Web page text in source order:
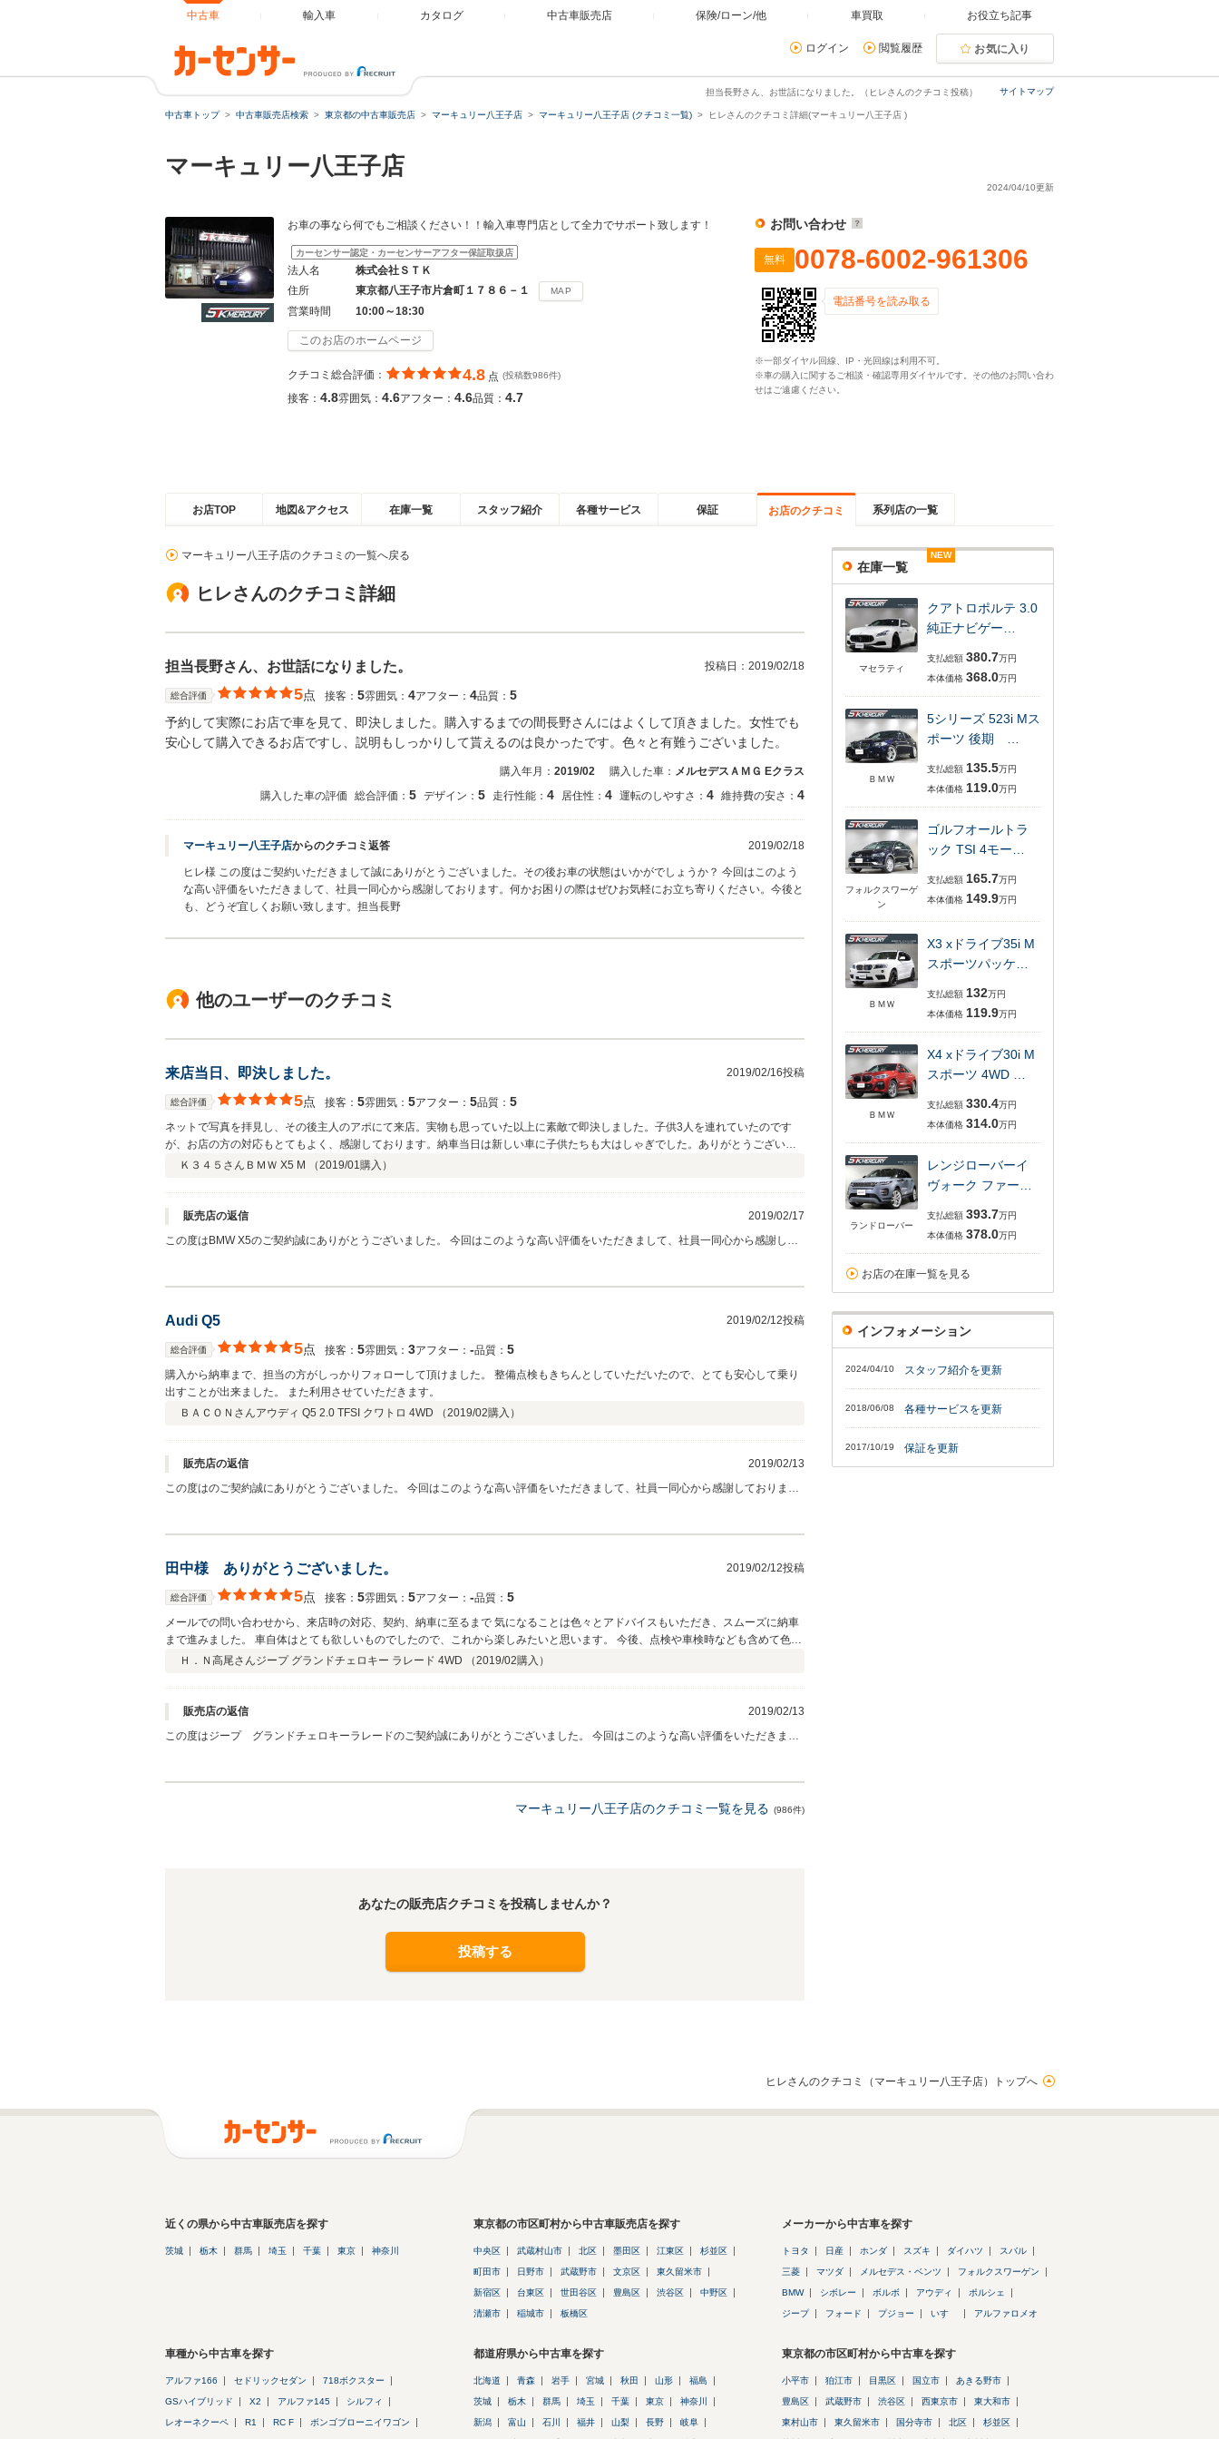
中古車 輸入車 カタログ 中古車販売店 保険/ローン/他 車買取 お役立ち記事
ログイン 閲覧履歴 お気に入り
サイトマップ
担当長野さん、お世話になりました。（ヒレさんのクチコミ投稿）
中古車トップ 中古車販売店検索 東京都の中古車販売店 マーキュリー八王子店 マーキュリー八王子店 (クチコミ一覧) ヒレさんのクチコミ詳細(マーキュリー八王子店 )
マーキュリー八王子店
2024/04/10更新
お車の事なら何でもご相談ください！！輸入車専門店として全力でサポート致します！
カーセンサー認定・カーセンサーアフター保証取扱店
法人名
株式会社ＳＴＫ
住所
東京都八王子市片倉町１７８６－１ MAP
営業時間 10:00～18:30
このお店のホームページ
クチコミ総合評価： 4.8 点 (投稿数986件)
接客： 4.8雰囲気： 4.6アフター： 4.6品質： 4.7
お問い合わせ
無料 0078-6002-961306
電話番号を読み取る
※一部ダイヤル回線、IP・光回線は利用不可。
※車の購入に関するご相談・確認専用ダイヤルです。その他のお問い合わ
せはご遠慮ください。
お店TOP 地図&アクセス 在庫一覧 スタッフ紹介 各種サービス 保証 お店のクチコミ 系列店の一覧
マーキュリー八王子店のクチコミの一覧へ戻る
ヒレさんのクチコミ詳細
担当長野さん、お世話になりました。 投稿日： 2019/02/18
総合評価 5点 接客： 5雰囲気： 4アフター： 4品質： 5
予約して実際にお店で車を見て、即決しました。購入するまでの間長野さんにはよくして頂きました。女性でも
安心して購入できるお店ですし、説明もしっかりして貰えるのは良かったです。色々と有難うございました。
購入年月： 2019/02 購入した車： メルセデスＡＭＧ Eクラス
購入した車の評価
総合評価： 5 デザイン： 5 走行性能： 4 居住性： 4 運転のしやすさ： 4 維持費の安さ： 4
マーキュリー八王子店からのクチコミ返答 2019/02/18
ヒレ様 この度はご契約いただきまして誠にありがとうございました。その後お車の状態はいかがでしょうか？ 今回はこのよう
な高い評価をいただきまして、社員一同心から感謝しております。何かお困りの際はぜひお気軽にお立ち寄りください。今後と
も、どうぞ宜しくお願い致します。担当長野
他のユーザーのクチコミ
来店当日、即決しました。 2019/02/16投稿
総合評価 5点 接客： 5雰囲気： 5アフター： 5品質： 5
ネットで写真を拝見し、その後主人のアポにて来店。実物も思っていた以上に素敵で即決しました。子供3人を連れていたのです
が、お店の方の対応もとてもよく、感謝しております。納車当日は新しい車に子供たちも大はしゃぎでした。ありがとうございま
した。
Ｋ３４５さん ＢＭＷ X5 M （2019/01購入）
販売店の返信
2019/02/17
この度はBMW X5のご契約誠にありがとうございました。 今回はこのような高い評価をいただきまして、社員一同心から感謝して
Audi Q5 2019/02/12投稿
総合評価 5点 接客： 5雰囲気： 3アフター： ‐品質： 5
購入から納車まで、担当の方がしっかりフォローして頂けました。 整備点検もきちんとしていただいたので、とても安心して乗り
出すことが出来ました。 また利用させていただきます。
ＢＡＣＯＮさんアウディ Q5 2.0 TFSI クワトロ 4WD （2019/02購入）
販売店の返信
2019/02/13
この度はのご契約誠にありがとうございました。 今回はこのような高い評価をいただきまして、社員一同心から感謝しておりま
田中様 ありがとうございました。 2019/02/12投稿
総合評価 5点 接客： 5雰囲気： 5アフター： ‐品質： 5
メールでの問い合わせから、来店時の対応、契約、納車に至るまで 気になることは色々とアドバイスもいただき、スムーズに納車
まで進みました。 車自体はとても欲しいものでしたので、これから楽しみたいと思います。 今後、点検や車検時なども含めて色々
とご相談やお願いすることも あるかもしれませんし、住まいも近いので、色々とお世話になりたいと思います。 もちろん、次回購
Ｈ．Ｎ高尾さんジープ グランドチェロキー ラレード 4WD （2019/02購入）
販売店の返信
2019/02/13
この度はジープ グランドチェロキーラレードのご契約誠にありがとうございました。 今回はこのような高い評価をいただきまし
マーキュリー八王子店のクチコミ一覧を見る (986件)
あなたの販売店クチコミを投稿しませんか？
投稿する
在庫一覧
マセラティ
NEW
クアトロポルテ 3.0
純正ナビゲー…
支払総額 380.7万円
本体価格 368.0万円
ＢＭＷ
NEW
5シリーズ 523i Mス
ポーツ 後期 …
支払総額 135.5万円
本体価格 119.0万円
フォルクスワーゲ
ン
NEW
ゴルフオールトラ
ック TSI 4モー…
支払総額 165.7万円
本体価格 149.9万円
ＢＭＷ
NEW
X3 xドライブ35i M
スポーツパッケ…
支払総額 132万円
本体価格 119.9万円
ＢＭＷ
NEW
X4 xドライブ30i M
スポーツ 4WD …
支払総額 330.4万円
本体価格 314.0万円
ランドローバー
NEW
レンジローバーイ
ヴォーク ファー…
支払総額 393.7万円
本体価格 378.0万円
お店の在庫一覧を見る
インフォメーション
2024/04/10 スタッフ紹介を更新
2018/06/08 各種サービスを更新
2017/10/19 保証を更新
ヒレさんのクチコミ（マーキュリー八王子店）トップへ
近くの県から中古車販売店を探す
茨城 栃木 群馬 埼玉 千葉 東京 神奈川
東京都の市区町村から中古車販売店を探す
中央区 武蔵村山市 北区 墨田区 江東区 杉並区
町田市 日野市 武蔵野市 文京区 東久留米市
新宿区 台東区 世田谷区 豊島区 渋谷区 中野区
清瀬市 稲城市 板橋区
メーカーから中古車を探す
トヨタ 日産 ホンダ スズキ ダイハツ スバル
三菱 マツダ メルセデス・ベンツ フォルクスワーゲン
BMW シボレー ボルボ アウディ ポルシェ
ジープ フォード プジョー いすゞ アルファロメオ
車種から中古車を探す
アルファ166 セドリックセダン 718ボクスター
GSハイブリッド X2 アルファ145 シルフィ
レオーネクーペ R1 RC F ボンゴブローニイワゴン
都道府県から中古車を探す
北海道 青森 岩手 宮城 秋田 山形 福島
茨城 栃木 群馬 埼玉 千葉 東京 神奈川
新潟 富山 石川 福井 山梨 長野 岐阜
東京都の市区町村から中古車を探す
小平市 狛江市 目黒区 国立市 あきる野市
豊島区 武蔵野市 渋谷区 西東京市 東大和市
東村山市 東久留米市 国分寺市 北区 杉並区